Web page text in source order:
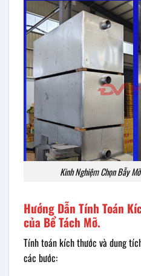
Kinh Nghiệm Chọn Bẫy
Hướng Dẫn Tính Toán
của Bể Tách Mỡ.
Tính toán kích thước và dung
các bước: